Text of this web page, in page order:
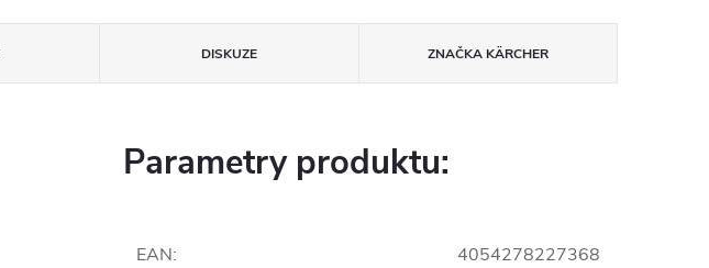
DISKUZE ZNAČKAKÄRCHER
Parametry produktu:
EAN: 4054278227368